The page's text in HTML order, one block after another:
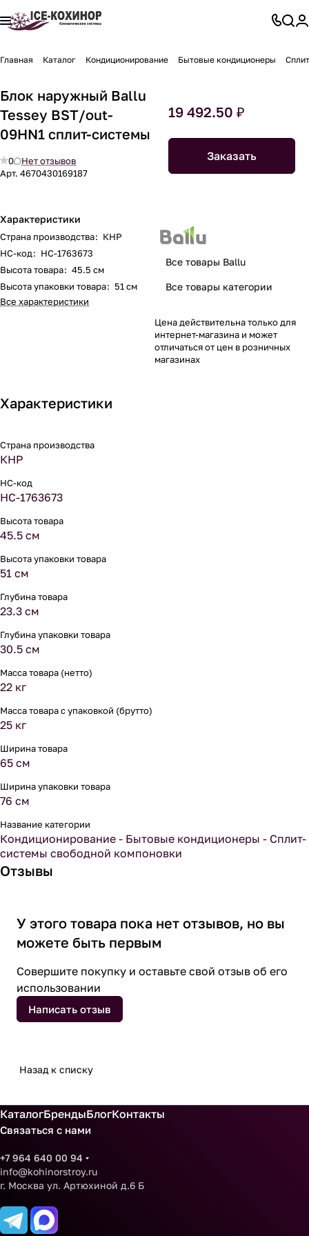
Главная Каталог Кондиционирование Бытовые кондиционеры
Блок наружный Ballu
Tessey BST/out-
09HN1 сплит-системы
0
Нет отзывов
Арт. 4670430169187
Характеристики
Страна производства: КНР
НС-код: НС-1763673
Высота товара: 45.5 см
Высота упаковки товара: 51 см
Все характеристики
19 492.50 ₽
Заказать
Все товары Ballu
Все товары категории
Цена действительна только для
интернет-магазина и может
отличаться от цен в розничных
магазинах
Характеристики
Страна производства
КНР
НС-код
НС-1763673
Высота товара
45.5 см
Высота упаковки товара
51 см
Глубина товара
23.3 см
Глубина упаковки товара
30.5 см
Масса товара (нетто)
22 кг
Масса товара с упаковкой (брутто)
25 кг
Ширина товара
65 см
Ширина упаковки товара
76 см
Название категории
Кондиционирование - Бытовые кондиционеры - Сплит-
системы свободной компоновки
Отзывы
У этого товара пока нет отзывов, но вы
можете быть первым
Совершите покупку и оставьте свой отзыв об его
использовании
Написать отзыв
Назад к списку
КаталогБрендыБлогКонтакты
Связаться с нами
+7 964 640 00 94
info@kohinorstroy.ru
г. Москва ул. Артюхиной д.6 Б